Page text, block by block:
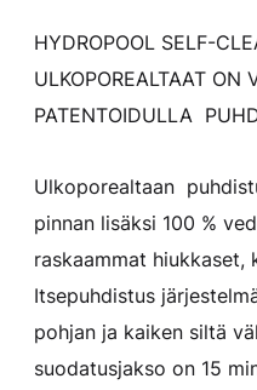
HYDROPOOL SELF-
ULKOPOREALTAAT ON
PATENTOIDULLA
Ulkoporealtaan
pinnan lisäksi 100 %
raskaammat hiukkaset,
Itsepuhdistus
pohjan ja kaiken siltä
suodatusjakso on 15